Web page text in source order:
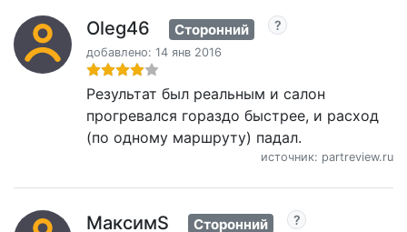
Oleg46 Сторонний
добавлено: 14 янв 2016
Результат был реальным и салон
прогревался гораздо быстрее, и расход
(по одному маршруту) падал.
источник: partreview.ru
МаксимS Сторонний